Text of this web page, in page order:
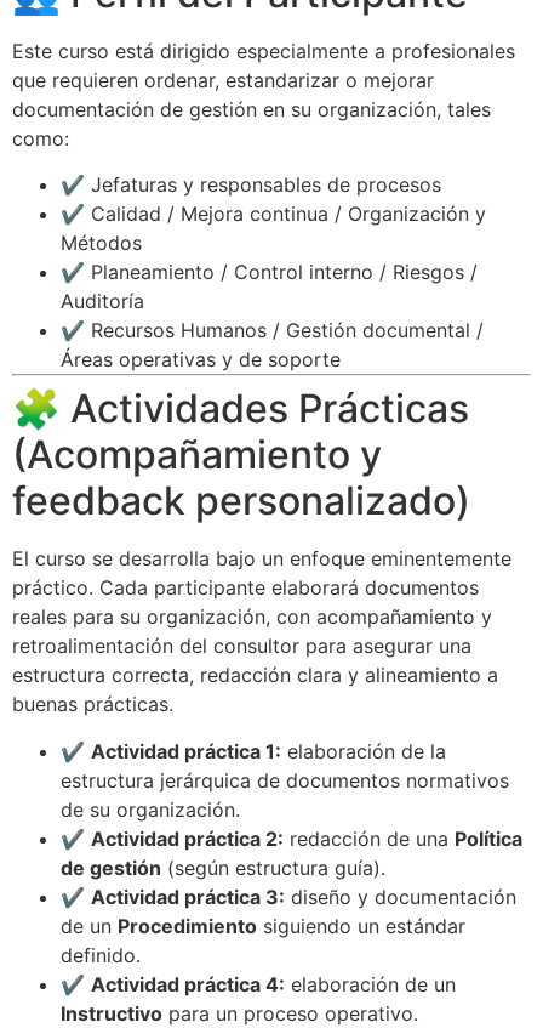
Este curso está dirigido especialmente a profesionales
que requieren ordenar, estandarizar o mejorar
documentación de gestión en su organización, tales
como:
✔️ Jefaturas y responsables de procesos
✔️ Calidad / Mejora continua / Organización y
Métodos
✔️ Planeamiento / Control interno / Riesgos /
Auditoría
✔️ Recursos Humanos / Gestión documental /
Áreas operativas y de soporte
🧩 Actividades Prácticas
(Acompañamiento y
feedback personalizado)
El curso se desarrolla bajo un enfoque eminentemente
práctico. Cada participante elaborará documentos
reales para su organización, con acompañamiento y
retroalimentación del consultor para asegurar una
estructura correcta, redacción clara y alineamiento a
buenas prácticas.
✔️ Actividad práctica 1: elaboración de la
estructura jerárquica de documentos normativos
de su organización.
✔️ Actividad práctica 2: redacción de una Política
de gestión (según estructura guía).
✔️ Actividad práctica 3: diseño y documentación
de un Procedimiento siguiendo un estándar
definido.
✔️ Actividad práctica 4: elaboración de un
Instructivo para un proceso operativo.